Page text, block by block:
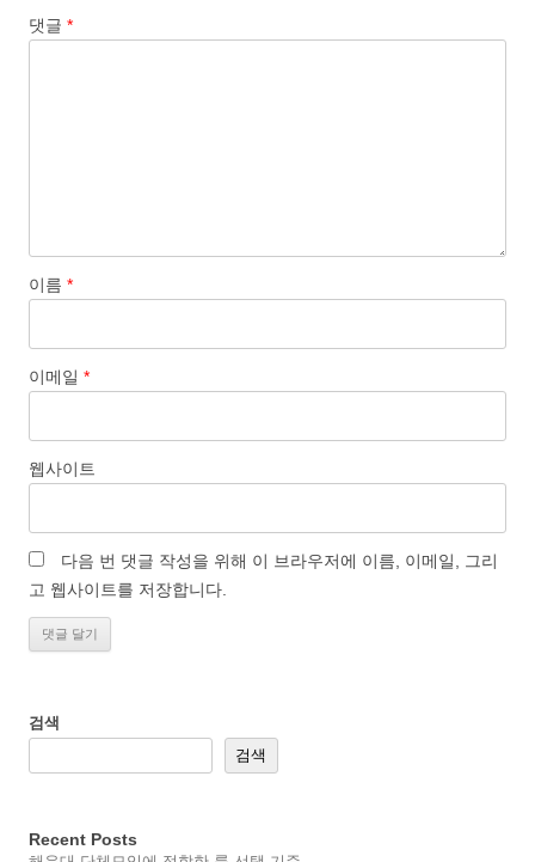
션
댓글 *
이름 *
이메일 *
웹사이트
다음 번 댓글 작성을 위해 이 브라우저에 이름, 이메일, 그리
고 웹사이트를 저장합니다.
검색
검색
Recent Posts